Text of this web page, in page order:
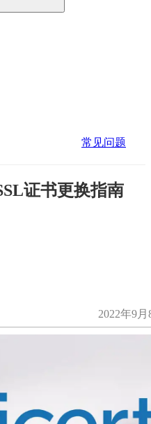
常见问题
证书更换指南
2022年9月